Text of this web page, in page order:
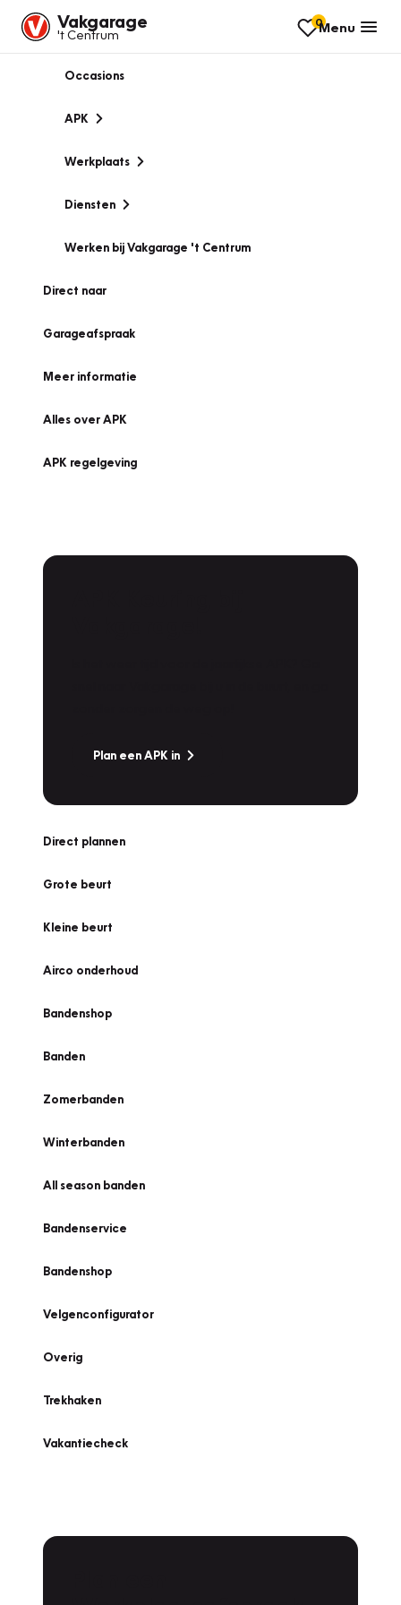
Vakgarage
't Centrum
0Menu
Occasions
APK
Werkplaats
Diensten
Werken bij Vakgarage 't Centrum
Direct naar
Garageafspraak
Meer informatie
Alles over APK
APK regelgeving
Plan een APK in
Direct plannen
Grote beurt
Kleine beurt
Airco onderhoud
Bandenshop
Banden
Zomerbanden
Winterbanden
All season banden
Bandenservice
Bandenshop
Velgenconfigurator
Overig
Trekhaken
Vakantiecheck